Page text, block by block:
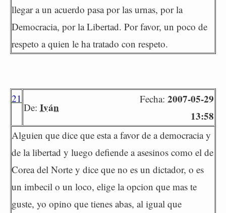
llegar a un acuerdo pasa por las urnas, por la
Democracia, por la Libertad. Por favor, un poco de
respeto a quien le ha tratado con respeto.
21
De: Iván
Fecha: 2007-05-29
13:58
Alguien que dice que esta a favor de a democracia y
de la libertad y luego defiende a asesinos como el de
Corea del Norte y dice que no es un dictador, o es
un imbecil o un loco, elige la opcion que mas te
guste, yo opino que tienes abas, al igual que